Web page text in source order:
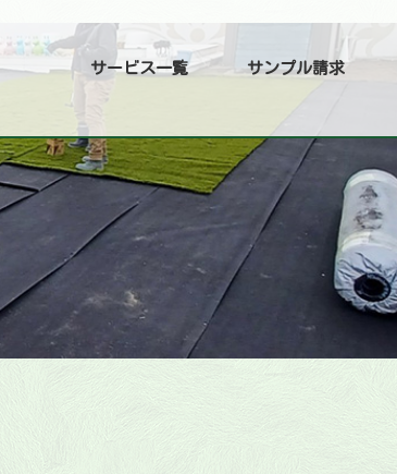
サービス一覧 サンプル請求